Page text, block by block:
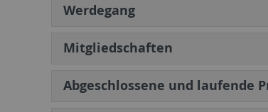
Werdegang
Mitgliedschaften
Abgeschlossene und laufende